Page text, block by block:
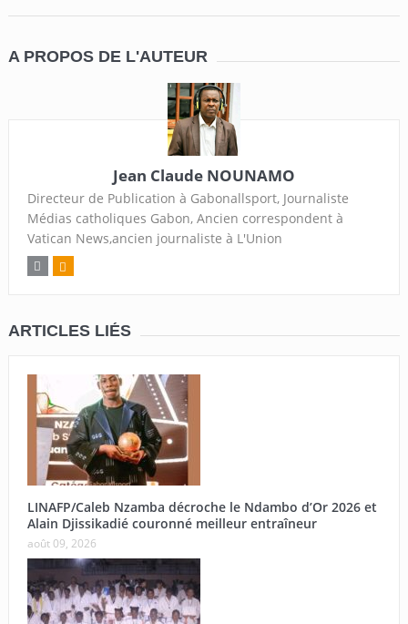
A PROPOS DE L'AUTEUR
Jean Claude NOUNAMO
Directeur de Publication à Gabonallsport, Journaliste
Médias catholiques Gabon, Ancien correspondent à
Vatican News,ancien journaliste à L'Union
ARTICLES LIÉS
LINAFP/Caleb Nzamba décroche le Ndambo d’Or 2026 et
Alain Djissikadié couronné meilleur entraîneur
août 09, 2026